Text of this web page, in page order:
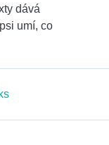
dává
umí, co